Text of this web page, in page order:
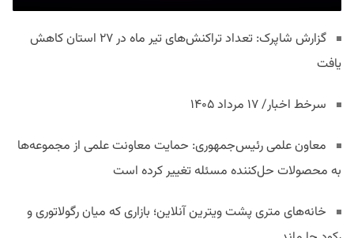
گزارش شاپرک: تعداد تراکنش‌های تیر ماه در ۲۷ استان‌ کاهش
یافت
سرخط اخبار/ ۱۷ مرداد ۱۴۰۵
معاون علمی رئیس‌جمهوری: حمایت معاونت علمی از مجموعه‌ها
به محصولات حل‌کننده مسئله تغییر کرده است
خانه‌های متری پشت ویترین آنلاین؛ بازاری که میان رگولاتوری و